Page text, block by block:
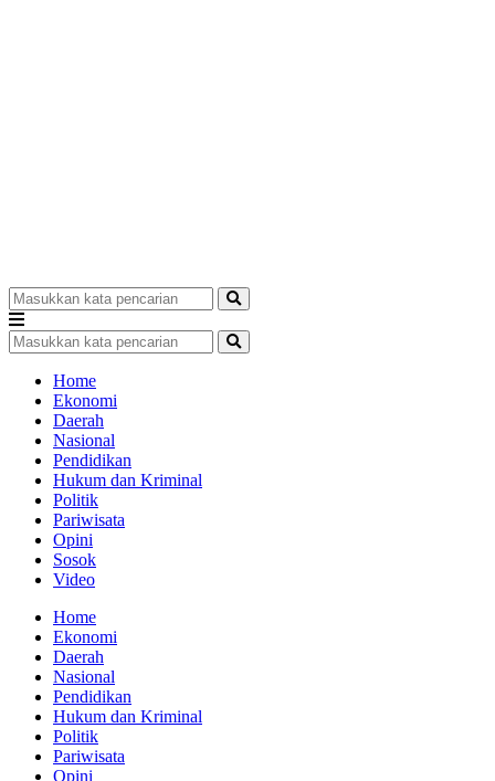
Home
Ekonomi
Daerah
Nasional
Pendidikan
Hukum dan Kriminal
Politik
Pariwisata
Opini
Sosok
Video
Home
Ekonomi
Daerah
Nasional
Pendidikan
Hukum dan Kriminal
Politik
Pariwisata
Opini